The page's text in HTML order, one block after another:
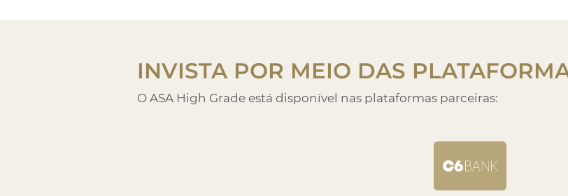
INVISTA POR MEIO DAS
OASA High Grade está disponível nas plataformas parceiras: